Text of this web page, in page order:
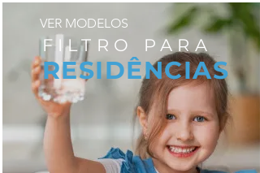
VER MODELOS
FILTRO PARA
RESIDÊNCIAS